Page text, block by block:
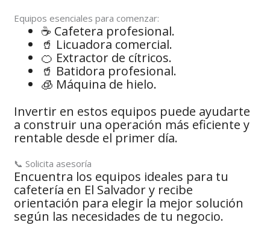
Equipos esenciales para comenzar:
☕ Cafetera profesional.
🥤 Licuadora comercial.
🍊 Extractor de cítricos.
🥤 Batidora profesional.
🧊 Máquina de hielo.
Invertir en estos equipos puede ayudarte
a construir una operación más eficiente y
rentable desde el primer día.
📞 Solicita asesoría
Encuentra los equipos ideales para tu
cafetería en El Salvador y recibe
orientación para elegir la mejor solución
según las necesidades de tu negocio.